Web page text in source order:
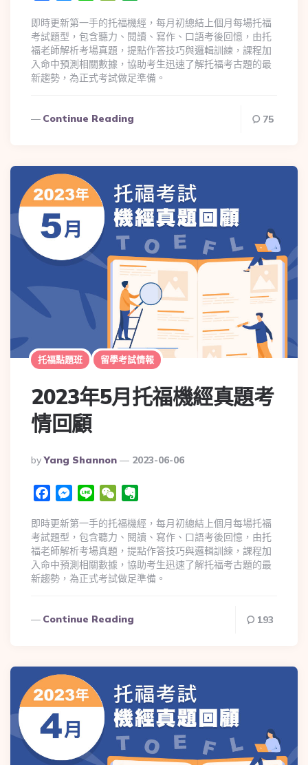
即時更新第一手的托福機經，每月初總結上個月每場托福
考試題型，包含聽力、閱讀、寫作、口語考後回憶，由托
福老師解析考場真題，提點作答技巧與邏輯訓練，課程加
入命中預測相關數據，協助考生迅速了解托福考古題的最
新趨勢，為正式考試做足準備。
Continue Reading 75
托福點題班 留學考試情報
2023年5月托福機經真題考
情回顧
By Yang Shannon 2023-06-06
FacebookMessenger
Line WeChat
即時更新第一手的托福機經，每月初總結上個月每場托福
考試題型，包含聽力、閱讀、寫作、口語考後回憶，由托
福老師解析考場真題，提點作答技巧與邏輯訓練，課程加
入命中預測相關數據，協助考生迅速了解托福考古題的最
新趨勢，為正式考試做足準備。
Continue Reading 193